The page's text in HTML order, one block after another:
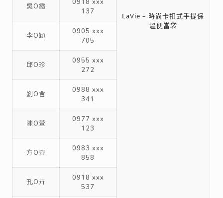
LaVie – 時尚卡扣式手提保
溫便當袋
吳O霞
137
李O穎
0905 xxx
705
邱O珍
0955 xxx
272
劉O含
0988 xxx
341
陳O萱
0977 xxx
123
方O齊
0983 xxx
858
孔O卉
0918 xxx
537